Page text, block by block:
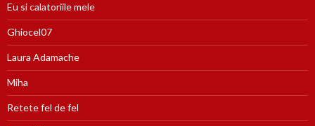
Eu si calatoriile mele
Ghiocel07
Laura Adamache
Miha
Retete fel de fel